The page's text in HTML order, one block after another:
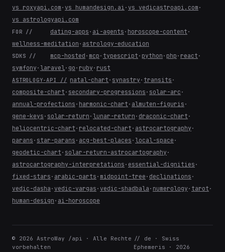
vs roxyapi.com · vs humandesign.ai · vs vedicastroapi.com ·
vs astrologyapi.com
FOR // dating-apps · ai-agents · horoscope-content ·
wellness-meditation · astrology-education
SDKS // mcp-hosted · mcp · typescript · python · php · react ·
symfony · laravel· go · ruby · rust
ASTROLOGY-API // natal-chart · synastry · transits ·
composite-chart · secondary-progressions · solar-arc ·
annual-profections · harmonic-chart · almuten-figuris ·
gene-keys · solar-return · lunar-return · draconic-chart ·
heliocentric-chart · relocated-chart · astrocartography ·
parans · star-parans · acg-best-places · local-space ·
geodetic-chart · solar-return-astrocartography ·
astrocartography-interpretations · essential-dignities ·
fixed-stars · arabic-parts · midpoint-tree · declinations ·
vedic-dasha · vedic-vargas · vedic-shadbala · numerology · tarot ·
human-design · ai-horoscope
© 2026 AstroWay /api · Alle Rechte
vorbehalten
// de · Swiss
Ephemeris · 2026